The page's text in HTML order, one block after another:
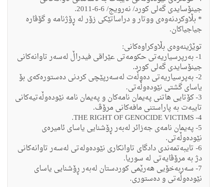
جینۆسایدى گه‌لى كورد/ نه‌رویج/ 6-6-2011.
* بڵاوكردنه‌وه‌ى ووتار و دراساتێكى زۆر له‌ ڕۆژنامه‌ و گۆڤاره‌
جیاجیاكان.
توێژینه‌وه‌ى بڵاوكراوه‌كانى:
1- به‌رپرسیاریه‌تى حكومه‌تى عێراقى فیدراڵ له‌سه‌ر تاوانه‌كانى
جینۆسایدى گه‌لى كورد.
2- به‌پرسیاریه‌تى ده‌وڵه‌ت له‌سه‌رپێچى كردنى ده‌ستوره‌كه‌ى بۆ
یاساى گشتى نێوده‌وڵه‌تى.
3- كۆتایى هاتنى په‌یمان نامه‌كان و په‌یمان نامه‌ نێوده‌وڵه‌تیه‌كانى
تایبه‌ت به‌ پاراستنى مافه‌كانى مرۆڤ.
4- THE RIGHT OF GENOCIDE VICTIMS.
5- په‌یمان نامه‌ى جه‌زائر له‌به‌ر ڕۆشنایى یاساى ئامیره‌ى
نێوده‌وڵه‌تى.
6- تایبه‌تمه‌ندی دادگای تاوانكاری نێوده‌وله‌تی له‌سه‌ر تاوانه‌كانی
دژ به‌ مرۆڤایه‌تی له‌ سوریا.
7- سه‌ربه‌خۆیى هه‌رێمى كوردستان له‌به‌ر ڕۆشنایى یاساى
نێوده‌وڵه‌تى و ده‌ستورى.